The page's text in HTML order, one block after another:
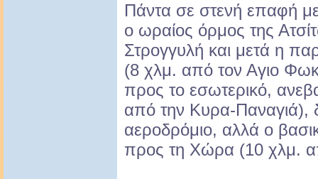
Πάντα σε στενή επαφή
ο ωραίος όρμος της
Στρογγυλή και μετά η
(8 χλμ. από τον Αγιο
προς το εσωτερικό,
από την Κυρα-Παναγιά),
αεροδρόμιο, αλλά ο
προς τη Χώρα (10 χλμ.